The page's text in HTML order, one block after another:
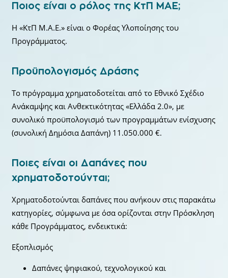
Ποιος είναι ο ρόλος της ΚτΠ ΜΑΕ;
Η «ΚτΠ Μ.Α.Ε.» είναι ο Φορέας Υλοποίησης του
Προγράμματος.
Προϋπολογισμός Δράσης
Το πρόγραμμα χρηματοδοτείται από το Εθνικό Σχέδιο
Ανάκαμψης και Ανθεκτικότητας «Ελλάδα 2.0», με
συνολικό προϋπολογισμό των προγραμμάτων ενίσχυσης
(συνολική Δημόσια Δαπάνη) 11.050.000 €.
Ποιες είναι οι Δαπάνες που
χρηματοδοτούνται;
Χρηματοδοτούνται δαπάνες που ανήκουν στις παρακάτω
κατηγορίες, σύμφωνα με όσα ορίζονται στην Πρόσκληση
κάθε Προγράμματος, ενδεικτικά:
Εξοπλισμός
Δαπάνες ψηφιακού, τεχνολογικού και